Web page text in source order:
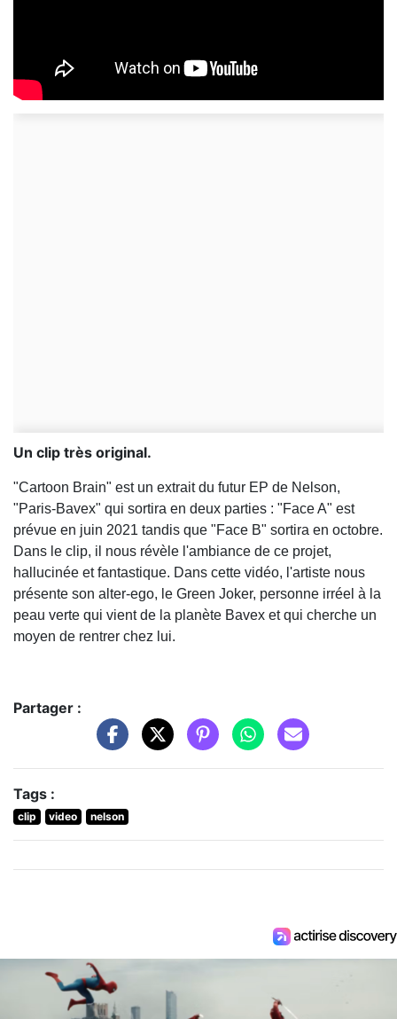
Un clip très original.
"Cartoon Brain" est un extrait du futur EP de Nelson,
"Paris-Bavex" qui sortira en deux parties : "Face A" est
prévue en juin 2021 tandis que "Face B" sortira en octobre.
Dans le clip, il nous révèle l'ambiance de ce projet,
hallucinée et fantastique. Dans cette vidéo, l'artiste nous
présente son alter-ego, le Green Joker, personne irréel à la
peau verte qui vient de la planète Bavex et qui cherche un
moyen de rentrer chez lui.
Partager :
Tags :
clip video nelson